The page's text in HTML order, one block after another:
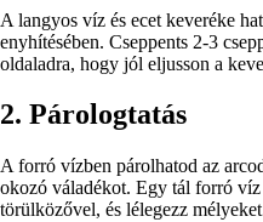
A langyos víz és ecet keveréke
enyhítésében. Cseppents 2-3
oldaladra, hogy jól eljusson a
2. Párologtatás
A forró vízben párolhatod az
okozó váladékot. Egy tál forró
törülközővel, és lélegezz